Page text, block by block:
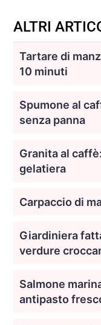
ALTRI
Tartare di
10 minuti
Spumone al
senza panna
Granita al
gelatiera
Carpaccio di
Giardiniera
verdure
Salmone
antipasto